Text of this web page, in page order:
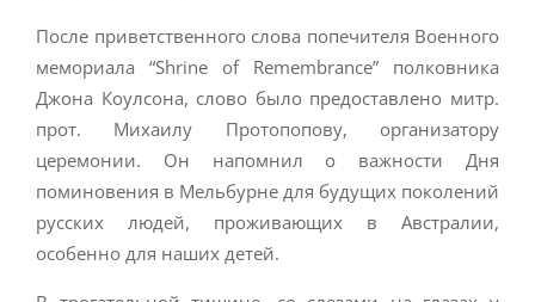
После приветственного слова попечителя Военного
мемориала “Shrine of Remembrance” полковника
Джона Коулсона, слово было предоставлено митр.
прот. Михаилу Протопопову, организатору
церемонии. Он напомнил о важности Дня
поминовения в Мельбурне для будущих поколений
русских людей, проживающих в Австралии,
особенно для наших детей.